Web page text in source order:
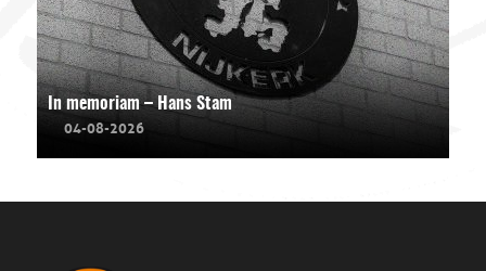
In memoriam – Hans Stam
04-08-2026